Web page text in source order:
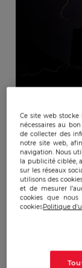
Publicado:
Ce site web stocke
nécessaires au
de collecter des
notre site web,
navigation. Nous
la publicité ciblée,
sur les réseaux
utilisons des
et de mesurer
cookies que
cookiesPolitique